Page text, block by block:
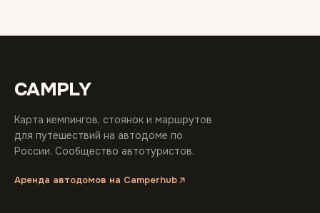
CAMPLY
Карта кемпингов, стоянок и маршрутов
для путешествий на автодоме по
России. Сообщество автотуристов.
Аренда автодомов на Camperhub